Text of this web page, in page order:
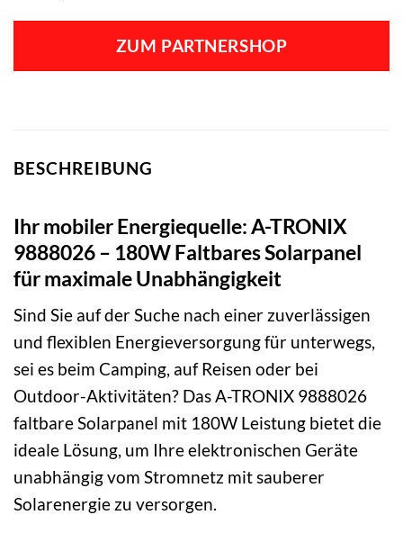
ZUM PARTNERSHOP
BESCHREIBUNG
Ihr mobiler Energiequelle: A-TRONIX
9888026 – 180W Faltbares Solarpanel
für maximale Unabhängigkeit
Sind Sie auf der Suche nach einer zuverlässigen
und flexiblen Energieversorgung für unterwegs,
sei es beim Camping, auf Reisen oder bei
Outdoor-Aktivitäten? Das A-TRONIX 9888026
faltbare Solarpanel mit 180W Leistung bietet die
ideale Lösung, um Ihre elektronischen Geräte
unabhängig vom Stromnetz mit sauberer
Solarenergie zu versorgen.